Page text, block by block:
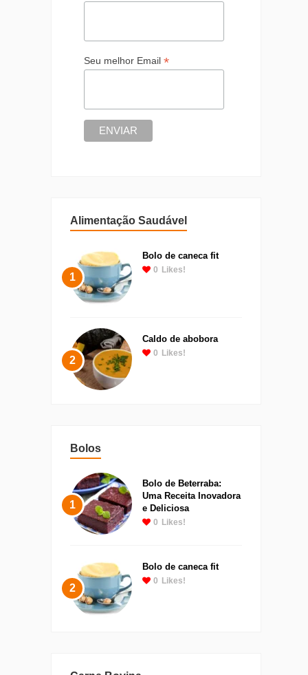
Seu melhor Email *
Alimentação Saudável
1
Bolo de caneca fit
0 Likes!
2
Caldo de abobora
0 Likes!
Bolos
1
Bolo de Beterraba:
Uma Receita Inovadora
e Deliciosa
0 Likes!
2
Bolo de caneca fit
0 Likes!